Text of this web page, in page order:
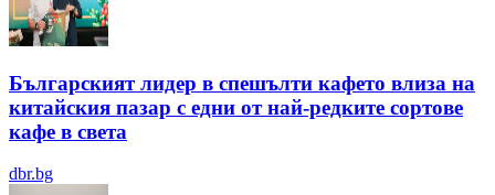
Българският лидер в спешълти кафето влиза на
китайския пазар с едни от най-редките сортове
кафе в света
dbr.bg